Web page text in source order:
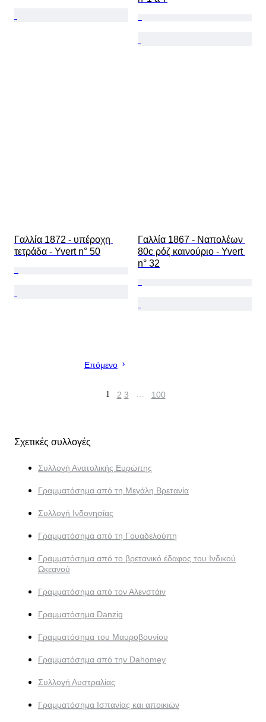
Γαλλία 1872 - υπέροχη
τετράδα - Yvert n° 50
Γαλλία 1867 - Ναπολέων
80c ρόζ καινούριο - Yvert
n° 32
Επόμενο
1 2 3 … 100
Σχετικές συλλογές
Συλλογή Ανατολικής Ευρώπης
Γραμματόσημα από τη Μεγάλη Βρετανία
Συλλογή Ινδονησίας
Γραμματόσημα από τη Γουαδελούπη
Γραμματόσημα από το βρετανικό έδαφος του Ινδικού
Ωκεανού
Γραμματόσημα από τον Αλενστάιν
Γραμματόσημα Danzig
Γραμματόσημα του Μαυροβουνίου
Γραμματόσημα από την Dahomey
Συλλογή Αυστραλίας
Γραμματόσημα Ισπανίας και αποικιών